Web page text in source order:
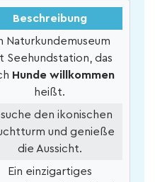
Beschreibung
Naturkundemuseum
Seehundstation, das
Hunde willkommen
heißt.
den ikonischen
und genieße
die Aussicht.
Ein einzigartiges